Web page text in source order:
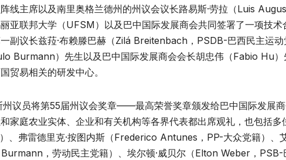
线主席以及南里奥格兰德州的州议会议长路易斯·劳拉（Luis
亚联邦大学（UFSM）以及巴中国际发展商会共同签署了一项技
副议长兹菈·布赖滕巴赫（Zilá Breitenbach，PSDB-巴西民主运
Burmann）先生以及巴中国际发展商会会长胡忠伟（Fabio Hu
贸易相关的研发中心。
州议员将第55届州议会奖章——最高荣誉奖章颁发给巴中国际发展
家庭农业实体、企业和有关机构等各界代表都出席观礼，也包括多
、弗雷德里克·按图内斯（Frederico Antunes，PP-大众党籍）、
，劳动民主党籍）、埃尔顿·威贝尔（Elton Weber，PSB-